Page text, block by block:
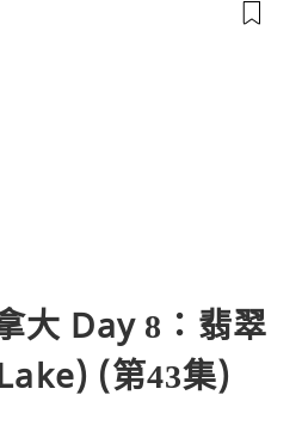
大 Day 8：翡翠
(第43集)